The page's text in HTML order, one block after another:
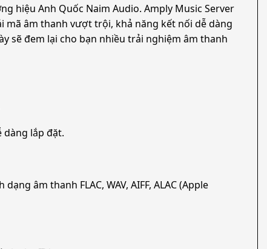
hiệu Anh Quốc Naim Audio. Amply Music Server
mã âm thanh vượt trội, khả năng kết nối dễ dàng
sẽ đem lại cho bạn nhiều trải nghiệm âm thanh
dàng lắp đặt.
âm thanh FLAC, WAV, AIFF, ALAC (Apple